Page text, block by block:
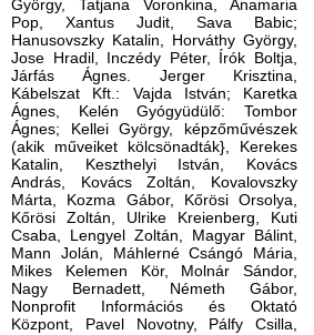
György, Tatjana Voronkina, Anamaria
Pop, Xantus Judit, Sava Babic;
Hanusovszky Katalin, Horváthy György,
Jose Hradil, Inczédy Péter, Írók Boltja,
Járfás Ágnes. Jerger Krisztina,
Kábelszat Kft.: Vajda István; Karetka
Ágnes, Kelén Gyógyüdülő: Tombor
Ágnes; Kellei György, képzőművészek
(akik műveiket kölcsönadták}, Kerekes
Katalin, Keszthelyi István, Kovács
András, Kovács Zoltán, Kovalovszky
Márta, Kozma Gábor, Kőrösi Orsolya,
Kőrösi Zoltán, Ulrike Kreienberg, Kuti
Csaba, Lengyel Zoltán, Magyar Bálint,
Mann Jolán, Máhlerné Csángó Mária,
Mikes Kelemen Kör, Molnár Sándor,
Nagy Bernadett, Németh Gábor,
Nonprofit Információs és Oktató
Központ, Pavel Novotny, Pálfy Csilla,